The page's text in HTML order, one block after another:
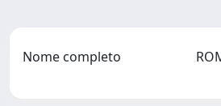
Nome completo